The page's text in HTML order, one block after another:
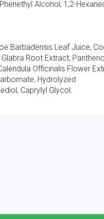
Alcohol, 1,2-
Barbadensis Leaf Juice,
Root Extract,
Officinalis Flower
Hydrolyzed
Caprylyl Glycol.